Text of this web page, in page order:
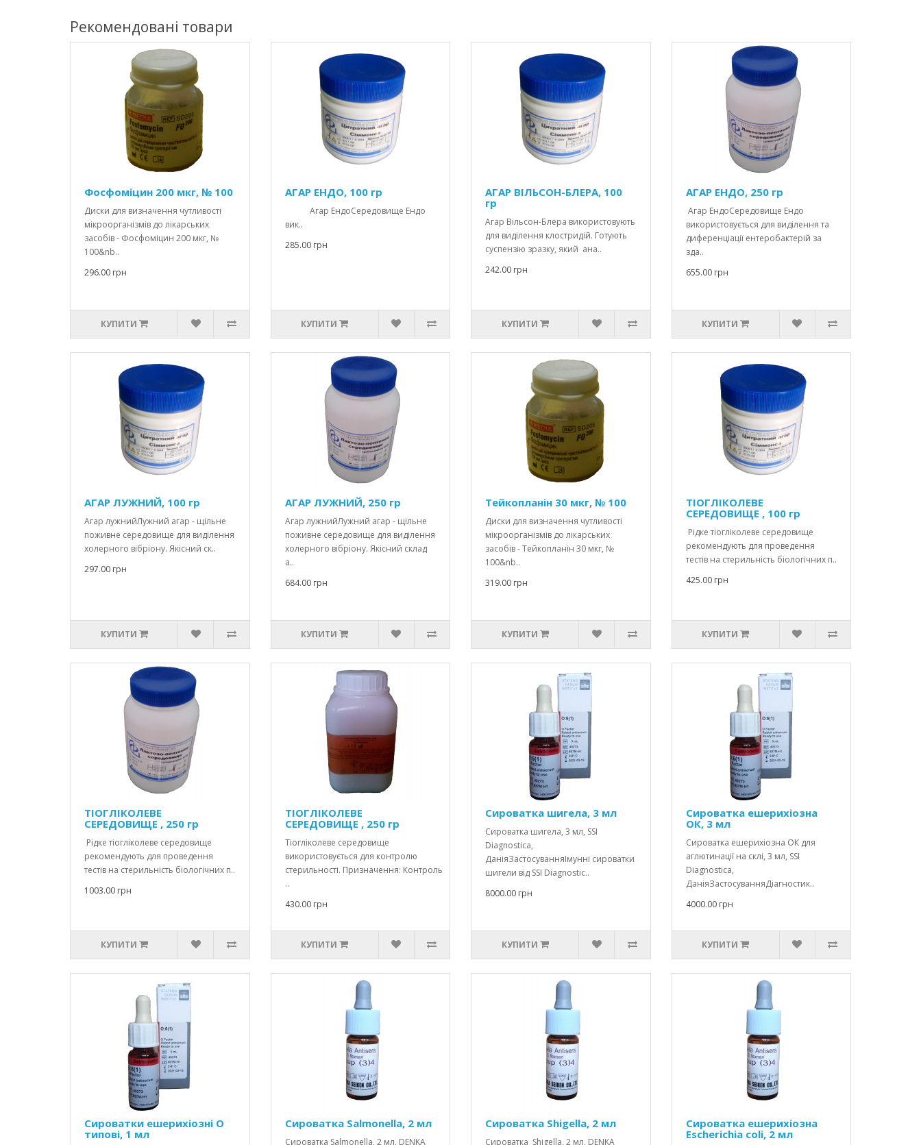
Рекомендовані товари
Фосфоміцин 200 мкг, № 100
Диски для визначення чутливості
мікроорганізмів до лікарських
засобів - Фосфоміцин 200 мкг, №
100&nb..
296.00 грн
КУПИТИ
АГАР ЕНДО, 100 гр
Агар ЕндоСередовище Ендо
вик..
285.00 грн
КУПИТИ
АГАР ВІЛЬСОН-БЛЕРА, 100
гр
Агар Вільсон-Блера використовують
для виділення клостридій. Готують
суспензію зразку, який ана..
242.00 грн
КУПИТИ
АГАР ЕНДО, 250 гр
Агар ЕндоСередовище Ендо
використовується для виділення та
диференціації ентеробактерій за
зда..
655.00 грн
КУПИТИ
АГАР ЛУЖНИЙ, 100 гр
Агар лужнийЛужний агар - щільне
поживне середовище для виділення
холерного вібріону. Якісний ск..
297.00 грн
КУПИТИ
АГАР ЛУЖНИЙ, 250 гр
Агар лужнийЛужний агар - щільне
поживне середовище для виділення
холерного вібріону. Якісний склад
а..
684.00 грн
КУПИТИ
Тейкопланін 30 мкг, № 100
Диски для визначення чутливості
мікроорганізмів до лікарських
засобів - Тейкопланін 30 мкг, №
100&nb..
319.00 грн
КУПИТИ
ТІОГЛІКОЛЕВЕ
СЕРЕДОВИЩЕ , 100 гр
Рідке тіогліколеве середовище
рекомендують для проведення
тестів на стерильність біологічних п..
425.00 грн
КУПИТИ
ТІОГЛІКОЛЕВЕ
СЕРЕДОВИЩЕ , 250 гр
Рідке тіогліколеве середовище
рекомендують для проведення
тестів на стерильність біологічних п..
1003.00 грн
КУПИТИ
ТІОГЛІКОЛЕВЕ
СЕРЕДОВИЩЕ , 250 гр
Тіогліколеве середовище
використовується для контролю
стерильності. Призначення: Контроль
..
430.00 грн
КУПИТИ
Сироватка шигела, 3 мл
Сироватка шигела, 3 мл, SSI
Diagnostica,
ДаніяЗастосуванняІмунні сироватки
шигели від SSI Diagnostic..
8000.00 грн
КУПИТИ
Сироватка ешерихіозна
ОК, 3 мл
Сироватка ешерихіозна ОК для
аглютинації на склі, 3 мл, SSI
Diagnostica,
ДаніяЗастосуванняДіагностик..
4000.00 грн
КУПИТИ
Сироватки ешерихіозні О
типові, 1 мл
Сироватка Salmonella, 2 мл
Сироватка Salmonella, 2 мл, DENKA
Сироватка Shigella, 2 мл
Сироватка Shigella, 2 мл, DENKA
Сироватка ешерихіозна
Escherichia coli, 2 мл